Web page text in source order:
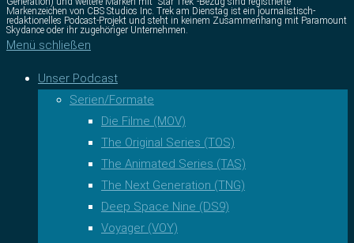
Markenzeichen von CBS Studios Inc. Trek am Dienstag ist ein journalistisch-
redaktionelles Podcast-Projekt und steht in keinem Zusammenhang mit Paramount
Skydance oder ihr zugehöriger Unternehmen.
Menü schließen
Unser Podcast
Serien/Formate
Die Filme (MOV)
The Original Series (TOS)
The Animated Series (TAS)
The Next Generation (TNG)
Deep Space Nine (DS9)
Voyager (VOY)